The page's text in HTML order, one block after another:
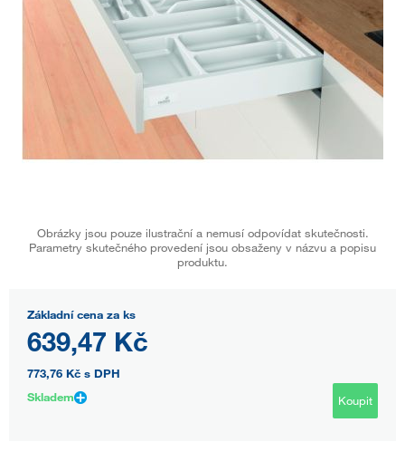
Obrázky jsou pouze ilustrační a nemusí odpovídat skutečnosti.
Parametry skutečného provedení jsou obsaženy v názvu a popisu
produktu.
Základní cena za ks
639,47 Kč
773,76 Kč s DPH
Skladem
Koupit